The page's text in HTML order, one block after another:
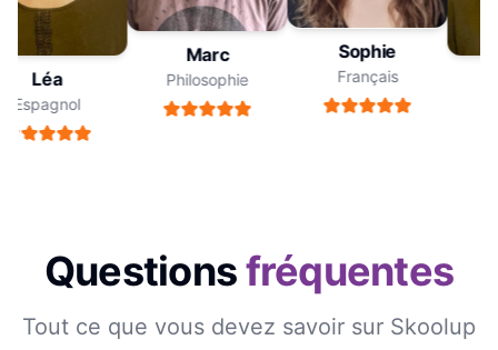
Léa
Espagnol
Marc
Philosophie
Sophie
Français
Questionsfréquentes
Tout ce que vous devez savoir sur Skoolup